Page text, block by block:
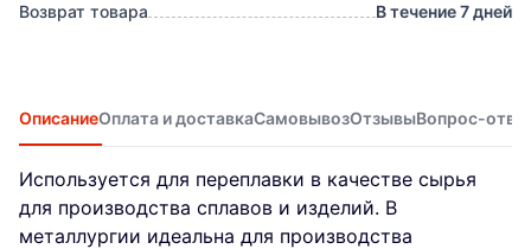
Возврат товара
В течение 7 дней
ОписаниеОплата и доставкаСамовывозОтзывыВопрос-
Используется для переплавки в качестве сырья
для производства сплавов и изделий. В
металлургии идеальна для производства